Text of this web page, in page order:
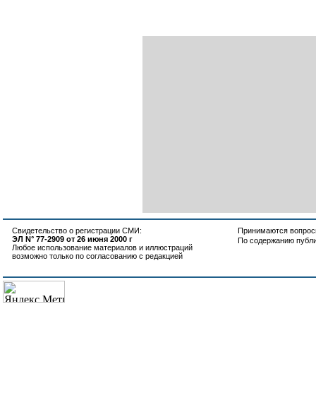
Свидетельство о регистрации СМИ:
ЭЛ N° 77-2909 от 26 июня 2000 г
Любое использование материалов и иллюстраций
возможно только по согласованию с редакцией
Принимаются
По содержанию